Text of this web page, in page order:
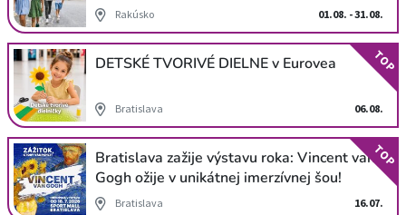
Rakúsko 01.08. - 31.08.
DETSKÉ TVORIVÉ DIELNE v Eurovea
Bratislava 06.08.
TOP
Bratislava zažije výstavu roka: Vincent van
Gogh ožije v unikátnej imerzívnej šou!
Bratislava 16.07.
TOP